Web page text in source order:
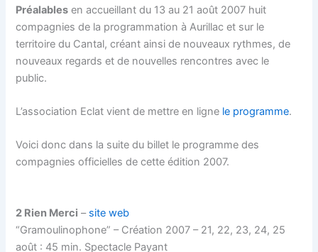
Préalables en accueillant du 13 au 21 août 2007 huit
compagnies de la programmation à Aurillac et sur le
territoire du Cantal, créant ainsi de nouveaux rythmes, de
nouveaux regards et de nouvelles rencontres avec le
public.
L’association Eclat vient de mettre en ligne le programme.
Voici donc dans la suite du billet le programme des
compagnies officielles de cette édition 2007.
2 Rien Merci – site web
“Gramoulinophone” – Création 2007 – 21, 22, 23, 24, 25
août : 45 min. Spectacle Payant